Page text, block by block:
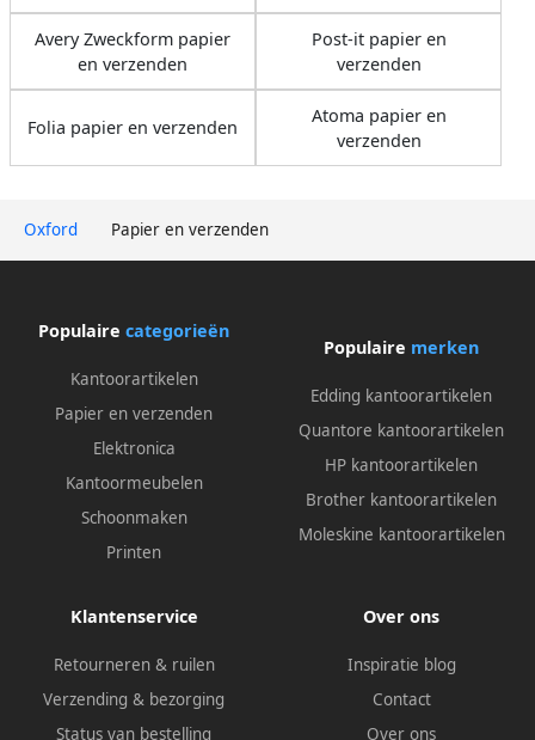
Oxford Papier en verzenden
Avery Zweckform papier
en verzenden
Post-it papier en
verzenden
Folia papier en verzenden
Atoma papier en
verzenden
Populaire categorieën
Kantoorartikelen
Papier en verzenden
Elektronica
Kantoormeubelen
Schoonmaken
Printen
Populaire merken
Edding kantoorartikelen
Quantore kantoorartikelen
HP kantoorartikelen
Brother kantoorartikelen
Moleskine kantoorartikelen
Klantenservice
Retourneren & ruilen
Verzending & bezorging
Status van bestelling
Over ons
Inspiratie blog
Contact
Over ons